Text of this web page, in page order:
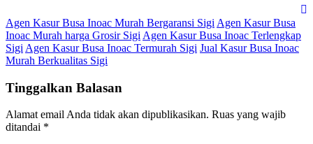
Agen Kasur Busa Inoac Murah Bergaransi Sigi Agen Kasur Busa
Inoac Murah harga Grosir Sigi Agen Kasur Busa Inoac Terlengkap
Sigi Agen Kasur Busa Inoac Termurah Sigi Jual Kasur Busa Inoac
Murah Berkualitas Sigi
Tinggalkan Balasan
Alamat email Anda tidak akan dipublikasikan. Ruas yang wajib
ditandai *